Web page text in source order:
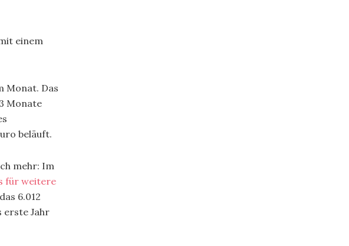
einem
Monat. Das
Monate
beläuft.
mehr: Im
für weitere
6.012
erste Jahr